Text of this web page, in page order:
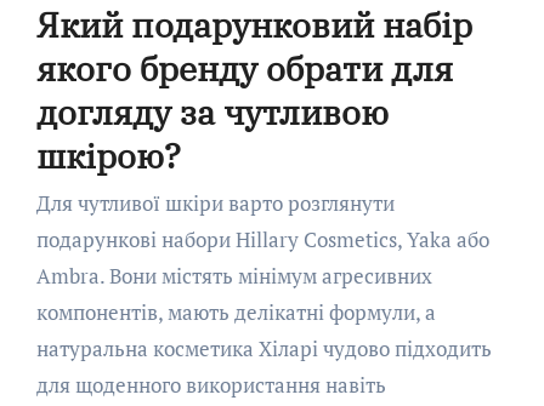
Який подарунковий набір
якого бренду обрати для
догляду за чутливою
шкірою?
Для чутливої шкіри варто розглянути
подарункові набори Hillary Cosmetics, Yaka або
Ambra. Вони містять мінімум агресивних
компонентів, мають делікатні формули, а
натуральна косметика Хіларі чудово підходить
для щоденного використання навіть